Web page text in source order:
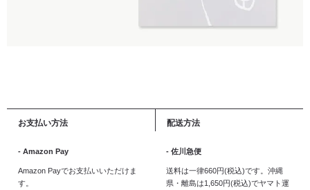
お支払い方法
- Amazon Pay
Amazon Payでお支払いいただけま
す。
配送方法
- 佐川急便
送料は一律660円(税込)です。沖縄
県・離島は1,650円(税込)でヤマト運